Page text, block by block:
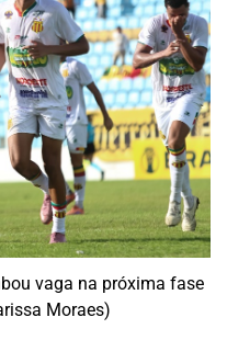
vaga na próxima fase
Moraes)